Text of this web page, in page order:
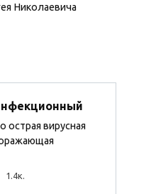
Николаевича
вирусная
1.4к.